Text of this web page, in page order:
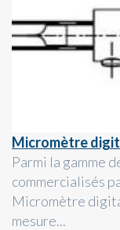
Micromètre
Parmi la gamme
commercialisés
Micromètre
mesure...